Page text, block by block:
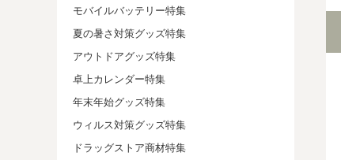
モバイルバッテリー特集
夏の暑さ対策グッズ特集
アウトドアグッズ特集
卓上カレンダー特集
年末年始グッズ特集
ウィルス対策グッズ特集
ドラッグストア商材特集